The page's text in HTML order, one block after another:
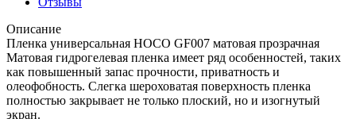
Описание
Пленка универсальная HOCO GF007 матовая прозрачная
Матовая гидрогелевая пленка имеет ряд особенностей, таких
как повышенный запас прочности, приватность и
олеофобность. Слегка шероховатая поверхность пленка
полностью закрывает не только плоский, но и изогнутый
экран.